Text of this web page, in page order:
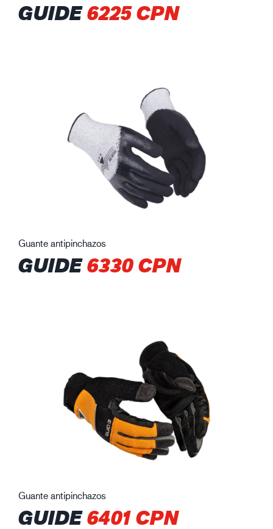
GUIDE6225 CPN
Guante antipinchazos
GUIDE6330 CPN
Guante antipinchazos
GUIDE6401 CPN